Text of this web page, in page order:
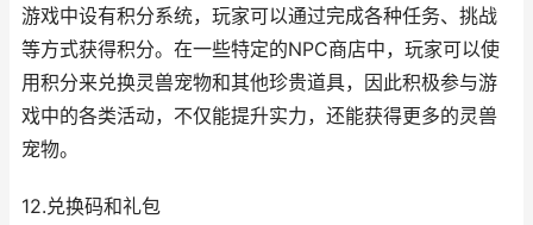
游戏中设有积分系统，玩家可以通过完成各种任务、挑战
等方式获得积分。在一些特定的NPC商店中，玩家可以使
用积分来兑换灵兽宠物和其他珍贵道具，因此积极参与游
戏中的各类活动，不仅能提升实力，还能获得更多的灵兽
宠物。
12.兑换码和礼包